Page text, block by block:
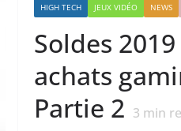
HIGH TECH JEUX VIDÉO NEWS
Soldes
achats
Partie 2 3 min